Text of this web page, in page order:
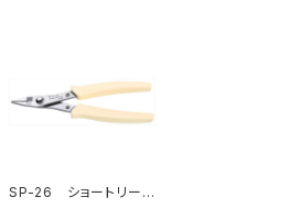
SP-26 ショートリード